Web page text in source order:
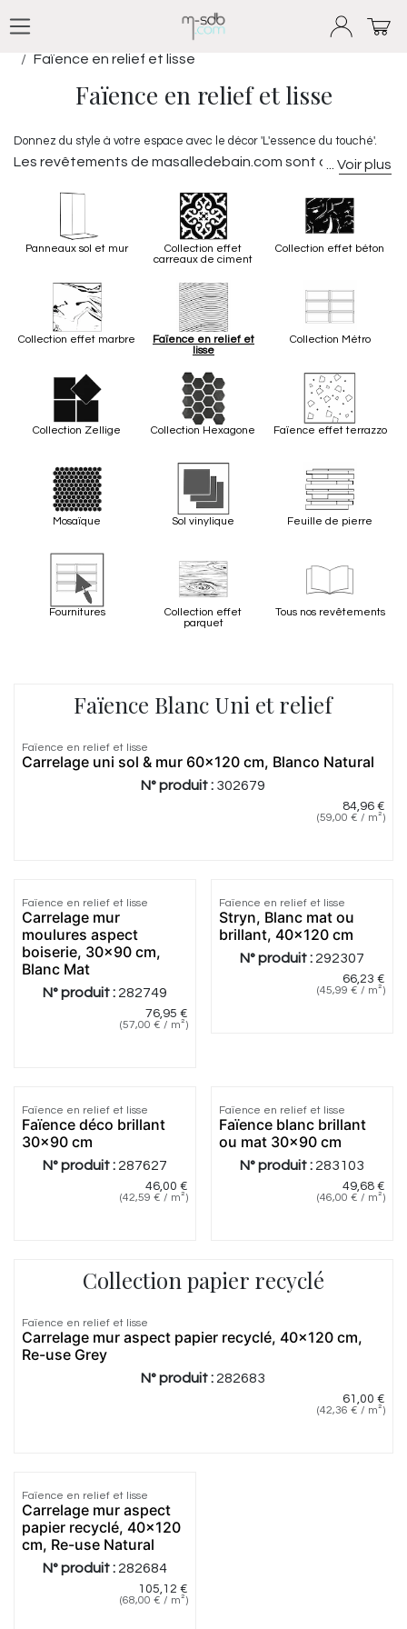
Tous nos revêtements
Faïence en relief et lisse
Faïence en relief et lisse
Donnez du style à votre espace avec le décor 'L'essence du touché'.
Les revêtements de masalledebain.com sont adaptés à
votre bulle de bien-être.
Panneaux sol et mur
Collection effet
carreaux de ciment
Collection effet béton
Collection effet marbre
Faïence en relief et
lisse
Collection Métro
Collection Zellige Collection Hexagone Faïence effet terrazzo
Mosaïque Sol vinylique Feuille de pierre
Fournitures
Collection effet
parquet
Tous nos revêtements
Faïence Blanc Uni et relief
Faïence en relief et lisse
Carrelage uni sol & mur 60x120 cm, Blanco Natural
N° produit : 302679
84,96€
(59,00 € / m²)
Faïence en relief et lisse
Carrelage mur
moulures aspect
boiserie, 30x90 cm,
Blanc Mat
N° produit : 282749
76,95 €
(57,00 € / m²)
Faïence en relief et lisse
Stryn, Blanc mat ou
brillant, 40x120 cm
N° produit : 292307
66,23 €
(45,99 € / m²)
Faïence en relief et lisse
Faïence déco brillant
30x90 cm
N° produit : 287627
46,00 €
(42,59 € / m²)
Faïence en relief et lisse
Faïence blanc brillant
ou mat 30x90 cm
N° produit : 283103
49,68€
(46,00 € / m²)
Collection papier recyclé
Faïence en relief et lisse
Carrelage mur aspect papier recyclé, 40x120 cm,
Re-use Grey
N° produit : 282683
61,00 €
(42,36 € / m²)
Faïence en relief et lisse
Carrelage mur aspect
papier recyclé, 40x120
cm, Re-use Natural
N° produit : 282684
105,12 €
(68,00 € / m²)